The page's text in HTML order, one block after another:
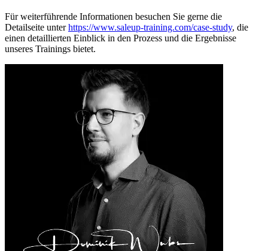
Für weiterführende Informationen besuchen Sie gerne die
Detailseite unterhttps://www.saleup-training.com/case-study, die
einen detaillierten Einblick in den Prozess und die Ergebnisse
unseres Trainings bietet.